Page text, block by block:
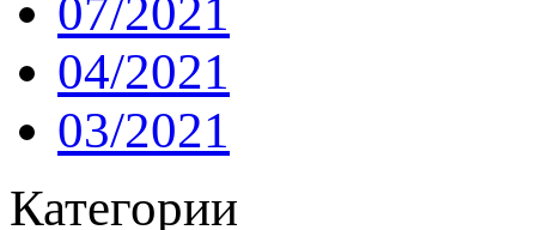
07/2021
04/2021
03/2021
Категории